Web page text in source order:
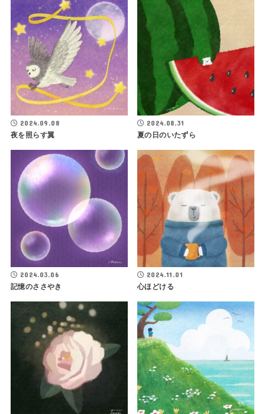
2024.09.08
夜を照らす翼
2024.08.31
夏の日のいたずら
2024.03.06
記憶のささやき
2024.11.01
心ほどける